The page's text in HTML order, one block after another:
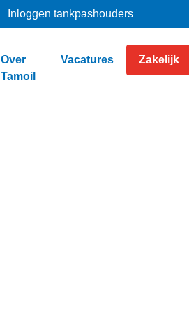
Inloggen tankpashouders
Over
Tamoil
Vacatures Zakelijk